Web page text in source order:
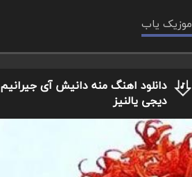
موزیک یاب
دانلود اهنگ منه دانیش آی
دیجی یالنیز